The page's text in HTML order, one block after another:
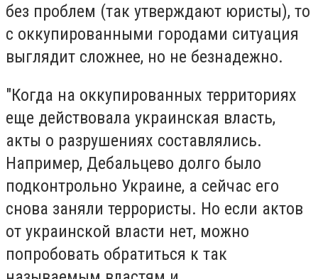
без проблем (так утверждают юристы), то
с оккупированными городами ситуация
выглядит сложнее, но не безнадежно.
"Когда на оккупированных территориях
еще действовала украинская власть,
акты о разрушениях составлялись.
Например, Дебальцево долго было
подконтрольно Украине, а сейчас его
снова заняли террористы. Но если актов
от украинской власти нет, можно
попробовать обратиться к так